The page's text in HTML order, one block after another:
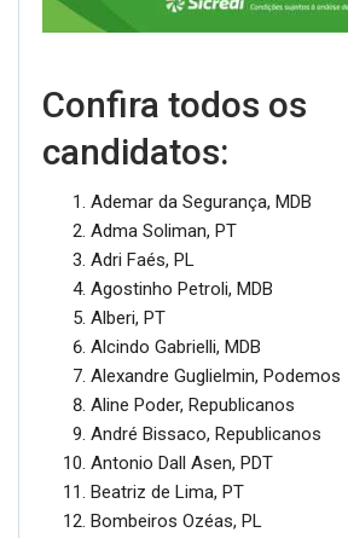
Confira todos os
candidatos:
Ademar da Segurança, MDB
Adma Soliman, PT
Adri Faés, PL
Agostinho Petroli, MDB
Alberi, PT
Alcindo Gabrielli, MDB
Alexandre Guglielmin, Podemos
Aline Poder, Republicanos
André Bissaco, Republicanos
Antonio Dall Asen, PDT
Beatriz de Lima, PT
Bombeiros Ozéas, PL